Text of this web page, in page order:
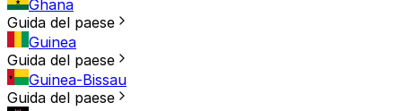
Ghana
Guida del paese
Guinea
Guida del paese
Guinea-Bissau
Guida del paese